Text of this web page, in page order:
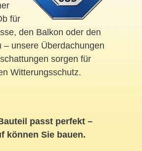
für
den Balkon oder den
– unsere Überdachungen
sorgen für
Witterungsschutz.
passt perfekt –
können Sie bauen.